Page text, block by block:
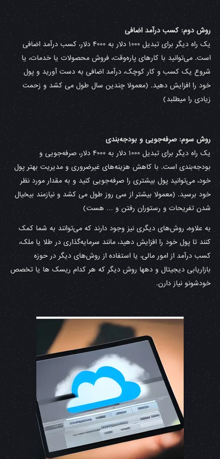
روش دوم: کسب درآمد اضافی
یک راه دیگر برای تبدیل ۱۰۰۰ دلار به ۴۰۰۰ دلار، کسب درآمد اضافی
است. می‌توانید با کارهای پاره‌وقت، فروش محصولات یا خدمات، یا
شروع یک کسب و کار کوچک، درآمد اضافی به دست آورید و پول
خود را افزایش دهید. (معمولا چندین سال طول می کشد و زحمت
زیادی را میطلبد)
روش سوم: صرفه‌جویی و بودجه‌بندی
یک راه دیگر برای تبدیل ۱۰۰۰ دلار به ۴۰۰۰ دلار، صرفه‌جویی و
بودجه‌بندی است. با کاهش هزینه‌های غیرضروری و مدیریت بهتر پول
خود، می‌توانید پول بیشتری را صرفه‌جویی کنید و به مقدار مورد نظر
خود برسید. (معمولا بیشتر از سی روز طول می کشد و نیازمند بیخیال
شدن تفریحات و رستوران رفتن و … هست)
به علاوه، روش‌های دیگری نیز وجود دارند که می‌توانند به شما کمک
کنند تا پول خود را افزایش دهید، مانند سرمایه‌گذاری در طلا یا ملک،
کسب درآمد از امور مالی، یا استفاده از روش‌های دیگر در حوزه
بازاریابی دیجیتال و دهها روش دیگر که هر کدام ریسک ها یا تخصص
خودشونو نیاز دارن.